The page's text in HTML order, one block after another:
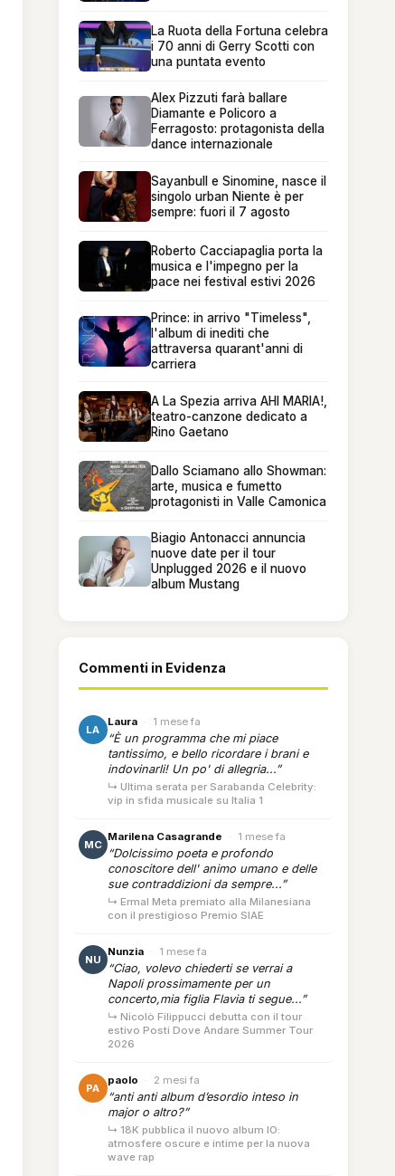
La Ruota della Fortuna celebra
i 70 anni di Gerry Scotti con
una puntata evento
Alex Pizzuti farà ballare
Diamante e Policoro a
Ferragosto: protagonista della
dance internazionale
Sayanbull e Sinomine, nasce il
singolo urban Niente è per
sempre: fuori il 7 agosto
Roberto Cacciapaglia porta la
musica e l'impegno per la
pace nei festival estivi 2026
Prince: in arrivo "Timeless",
l'album di inediti che
attraversa quarant'anni di
carriera
A La Spezia arriva AHI MARIA!,
teatro-canzone dedicato a
Rino Gaetano
Dallo Sciamano allo Showman:
arte, musica e fumetto
protagonisti in Valle Camonica
Biagio Antonacci annuncia
nuove date per il tour
Unplugged 2026 e il nuovo
album Mustang
Commenti in Evidenza
LA
Laura · 1 mese fa
“È un programma che mi piace
tantissimo, e bello ricordare i brani e
indovinarli! Un po' di allegria...”
↳ Ultima serata per Sarabanda Celebrity:
vip in sfida musicale su Italia 1
MC
Marilena Casagrande · 1 mese fa
“Dolcissimo poeta e profondo
conoscitore dell' animo umano e delle
sue contraddizioni da sempre...”
↳ Ermal Meta premiato alla Milanesiana
con il prestigioso Premio SIAE
NU
Nunzia · 1 mese fa
“Ciao, volevo chiederti se verrai a
Napoli prossimamente per un
concerto,mia figlia Flavia ti segue...”
↳ Nicolò Filippucci debutta con il tour
estivo Posti Dove Andare Summer Tour
2026
PA
paolo · 2 mesi fa
“anti anti album d’esordio inteso in
major o altro?”
↳ 18K pubblica il nuovo album IO:
atmosfere oscure e intime per la nuova
wave rap